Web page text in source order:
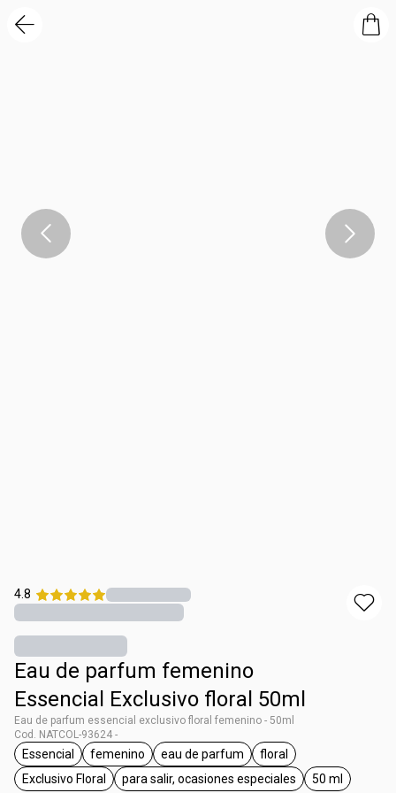
4.8
Eau de parfum femenino
Essencial Exclusivo floral 50ml
Eau de parfum essencial exclusivo floral femenino - 50ml
Cod. NATCOL-93624 -
general.tag Essencial
Essencial
general.tag femenino
femenino
general.tag eau de parfum
eau de parfum
general.tag floral
floral
general.tag Exclusivo Floral
Exclusivo Floral
general.tag para salir, ocasiones
para salir, ocasiones especiales
general.tag
50 ml